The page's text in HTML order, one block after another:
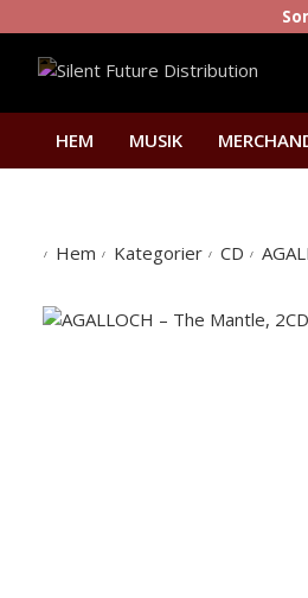
HEM MUSIK
Hem Kategorier CD